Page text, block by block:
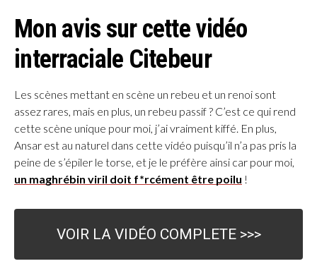
Mon avis sur cette vidéo
interraciale Citebeur
Les scènes mettant en scène un rebeu et un renoi sont
assez rares, mais en plus, un rebeu passif ? C’est ce qui rend
cette scène unique pour moi, j’ai vraiment kiffé. En plus,
Ansar est au naturel dans cette vidéo puisqu’il n’a pas pris la
peine de s’épiler le torse, et je le préfère ainsi car pour moi,
un maghrébin viril doit f*rcément être poilu !
VOIR LA VIDÉO COMPLETE >>>